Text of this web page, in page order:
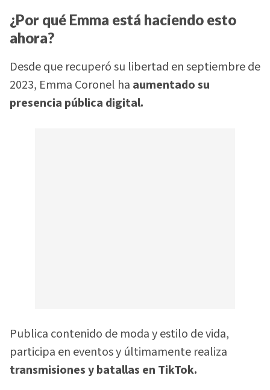
¿Por qué Emma está haciendo esto
ahora?
Desde que recuperó su libertad en septiembre de
2023, Emma Coronel ha aumentado su
presencia pública digital.
Publica contenido de moda y estilo de vida,
participa en eventos y últimamente realiza
transmisiones y batallas en TikTok.